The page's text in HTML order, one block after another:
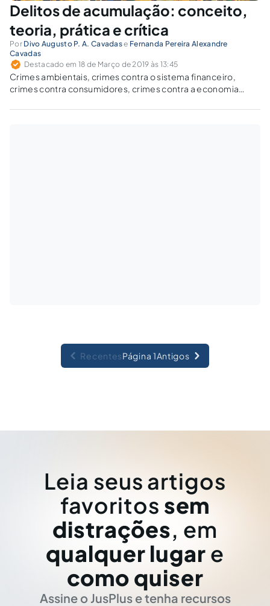
Delitos de acumulação: conceito,
teoria, prática e crítica
Por Divo Augusto P. A. Cavadase Fernanda Pereira Alexandre
Cavadas
Destacado em 18 de Março de 2019 às 13:45
Crimes ambientais, crimes contra o sistema financeiro,
crimes contra consumidores, crimes contra a economia
ser considerados como estritamente ligados à ideia geral
RecentesPágina 1Antigos
Leia seus artigos
favoritos sem
distrações, em
qualquer lugar e
como quiser
Assine o JusPlus e tenha recursos